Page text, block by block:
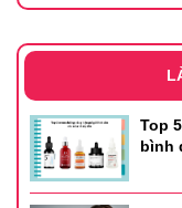
Top
bình